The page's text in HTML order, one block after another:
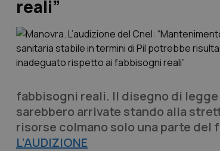
reali”
fabbisogni reali. Il disegno di
sarebbero arrivate stando alla
risorse colmano solo una parte
L’AUDIZIONE